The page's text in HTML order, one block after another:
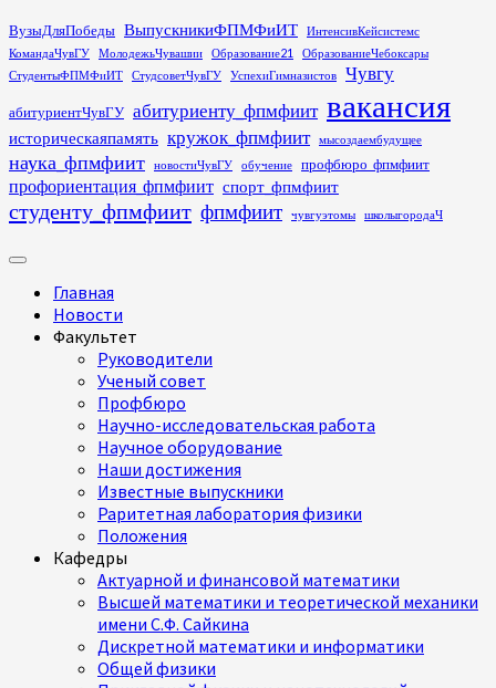
Перейти
к
содержимому
ВузыДляПобеды ВыпускникиФПМФиИТ
ИнтенсивКейсистемс
КомандаЧувГУ
МолодежьЧувашии Образование21
ОбразованиеЧебоксары
СтудентыФПМФиИТ
СтудсоветЧувГУ УспехиГимназистов Чувгу
абитуриентЧувГУ абитуриенту_фпмфиит вакансия
историческаяпамять кружок_фпмфиит мысоздаембудущее
наука_фпмфиит новостиЧувГУ обучение профбюро_фпмфиит
профориентация_фпмфиит спорт_фпмфиит
студенту_фпмфиит фпмфиит чувгуэтомы школыгородаЧ
Основное
Главная
Новости
Факультет
Руководители
Ученый совет
Профбюро
Научно-исследовательская работа
Научное оборудование
Наши достижения
Известные выпускники
Раритетная лаборатория физики
Положения
Кафедры
Актуарной и финансовой математики
Высшей математики и теоретической механики
имени С.Ф. Сайкина
Дискретной математики и информатики
Общей физики